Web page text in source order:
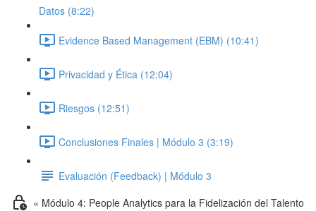
Datos (8:22)
Evidence Based Management (EBM) (10:41)
Privacidad y Ética (12:04)
Riesgos (12:51)
Conclusiones Finales | Módulo 3 (3:19)
Evaluación (Feedback) | Módulo 3
« Módulo 4: People Analytics para la Fidelización del Talento